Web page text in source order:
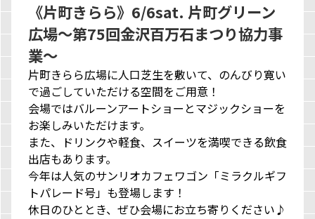
《片町きらら》6/6sat. 片町グリーン
広場～第75回金沢百万石まつり協力事
業～
片町きらら広場に人口芝生を敷いて、のんびり寛い
で過ごしていただける空間をご用意！
会場ではバルーンアートショーとマジックショーを
お楽しみいただけます。
また、ドリンクや軽食、スイーツを満喫できる飲食
出店もあります。
今年は人気のサンリオカフェワゴン「ミラクルギフ
トパレード号」も登場します！
休日のひととき、ぜひ会場にお立ち寄りください♪